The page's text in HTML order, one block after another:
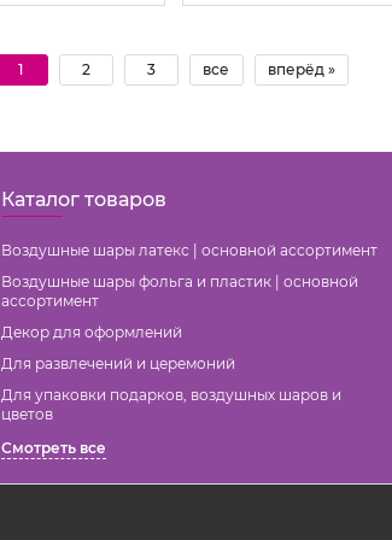
1 2 3 все вперёд »
Каталог товаров
Воздушные шары латекс | основной ассортимент
Воздушные шары фольга и пластик | основной
ассортимент
Декор для оформлений
Для развлечений и церемоний
Для упаковки подарков, воздушных шаров и
цветов
Смотреть все